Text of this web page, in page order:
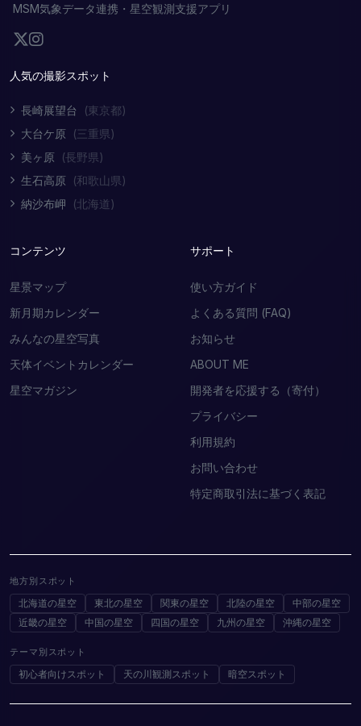
MSM気象データ連携・星空観測支援アプリ
人気の撮影スポット
長崎展望台
(東京都)
大台ケ原 (三重県)
美ヶ原 (長野県)
生石高原 (和歌山県)
納沙布岬
(北海道)
コンテンツ
星景マップ
新月期カレンダー
みんなの星空写真
天体イベントカレンダー
星空マガジン
サポート
使い方ガイド
よくある質問 (FAQ)
お知らせ
ABOUT ME
開発者を応援する（寄付）
プライバシー
利用規約
お問い合わせ
特定商取引法に基づく表記
地方別スポット
北海道の星空 東北の星空 関東の星空 北陸の星空
中部の星空
近畿の星空
中国の星空 四国の星空 九州の星空 沖縄の星空
テーマ別スポット
初心者向けスポット 天の川観測スポット 暗空スポット